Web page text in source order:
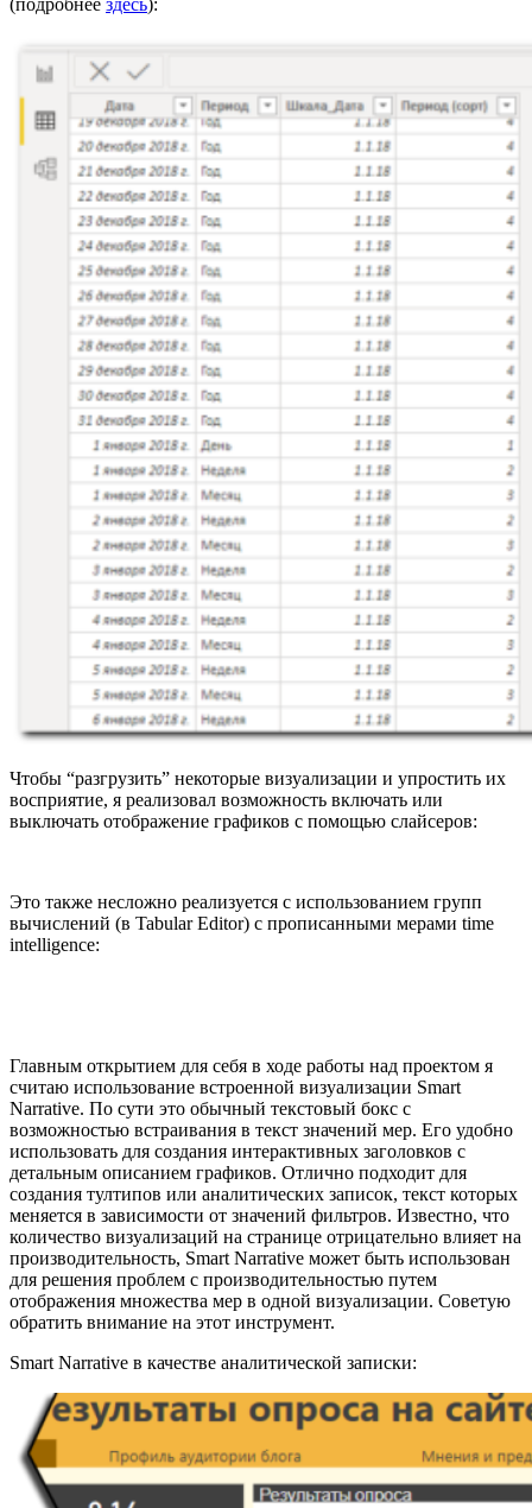
Чтобы “разгрузить” некоторые визуализации и упростить их
восприятие, я реализовал возможность включать или
выключать отображение графиков с помощью слайсеров:
Это также несложно реализуется с использованием групп
вычислений (в Tabular Editor) с прописанными мерами time
intelligence:
Главным открытием для себя в ходе работы над проектом я
считаю использование встроенной визуализации Smart
Narrative. По сути это обычный текстовый бокс с
возможностью встраивания в текст значений мер. Его удобно
использовать для создания интерактивных заголовков с
детальным описанием графиков. Отлично подходит для
создания тултипов или аналитических записок, текст которых
меняется в зависимости от значений фильтров. Известно, что
количество визуализаций на странице отрицательно влияет на
производительность, Smart Narrative может быть использован
для решения проблем с производительностью путем
отображения множества мер в одной визуализации. Советую
обратить внимание на этот инструмент.
Smart Narrative в качестве аналитической записки: